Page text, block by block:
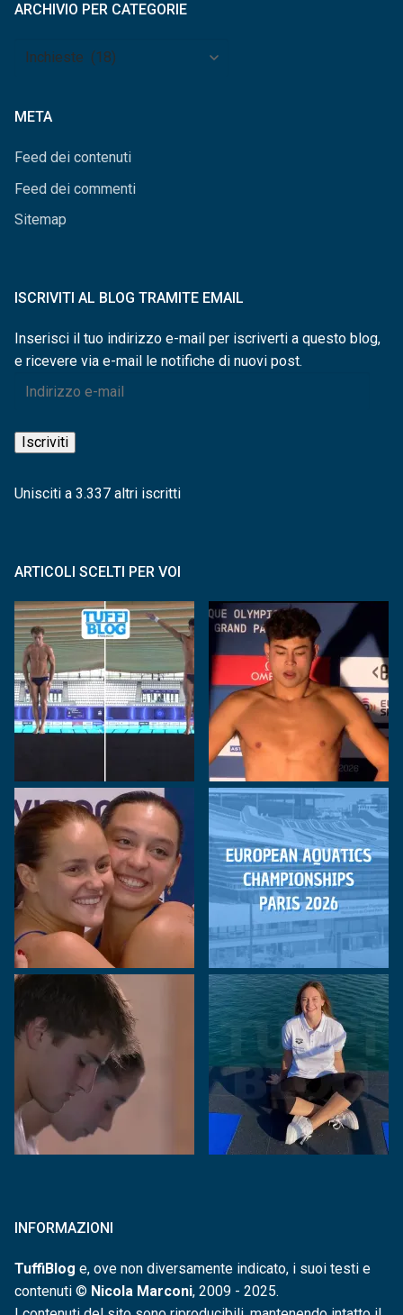
ARCHIVIO PER CATEGORIE
Archivio
META
Feed dei contenuti
Feed dei commenti
Sitemap
ISCRIVITI AL BLOG TRAMITE EMAIL
Inserisci il tuo indirizzo e-mail per iscriverti a questo blog,
e ricevere via e-mail le notifiche di nuovi post.
Indirizzo
mail
Iscriviti
Unisciti a 3.337 altri iscritti
ARTICOLI SCELTI PER VOI
INFORMAZIONI
TuffiBlog e, ove non diversamente indicato, i suoi testi e
contenuti © Nicola Marconi, 2009 - 2025.